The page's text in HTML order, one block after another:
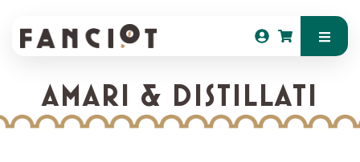
AMARI & DISTILLATI